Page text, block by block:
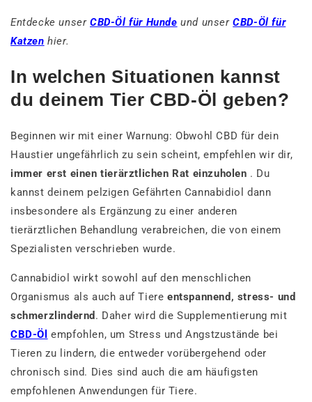
Entdecke unser CBD-Öl für Hunde und unserCBD-Öl für
Katzen hier.
In welchen Situationen kannst
du deinem Tier CBD-Öl geben?
Beginnen wir mit einer Warnung: Obwohl CBD für dein
Haustier ungefährlich zu sein scheint, empfehlen wir dir,
immer erst einen tierärztlichen Rat einzuholen . Du
kannst deinem pelzigen Gefährten Cannabidiol dann
insbesondere als Ergänzung zu einer anderen
tierärztlichen Behandlung verabreichen, die von einem
Spezialisten verschrieben wurde.
Cannabidiol wirkt sowohl auf den menschlichen
Organismus als auch auf Tiereentspannend, stress- und
schmerzlindernd . Daher wird die Supplementierung mit
CBD-Öl empfohlen, um Stress und Angstzustände bei
Tieren zu lindern, die entweder vorübergehend oder
chronisch sind. Dies sind auch die am häufigsten
empfohlenen Anwendungen für Tiere.